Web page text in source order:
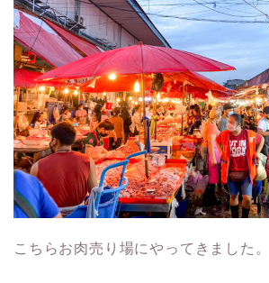
こちらお肉売り場にやってきました。